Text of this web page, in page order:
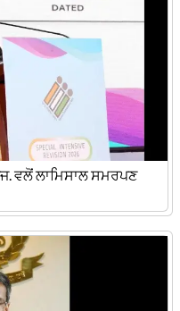
ਵਲੋਂ ਲਾਮਿਸਾਲ ਸਮਰਪਣ